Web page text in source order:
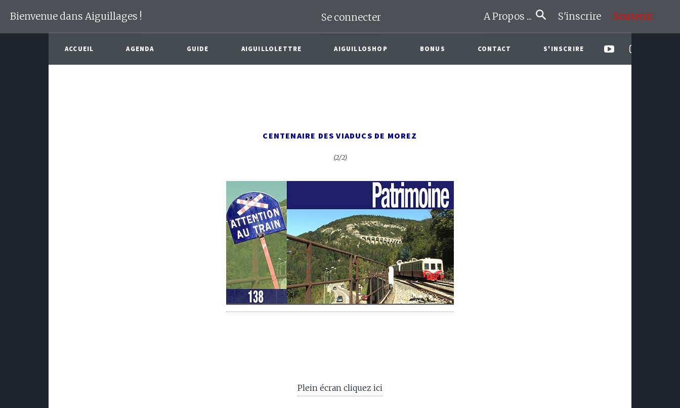
Bienvenue dans Aiguillages ! Se connecter A Propos ... S'inscrire Soutenir
ACCUEIL AGENDA GUIDE AIGUILLOLETTRE AIGUILLOSHOP BONUS CONTACT S'INSCRIRE
CENTENAIRE DES VIADUCS DE MOREZ
(2/2)
Plein écran cliquez ici